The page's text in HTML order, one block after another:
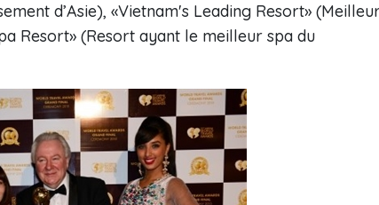
d’Asie), «Vietnam's Leading Resort»
Resort» (Resort ayant le meilleur spa du